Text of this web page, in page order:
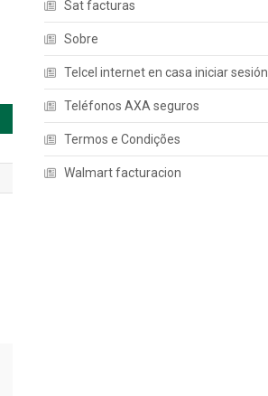
Sat facturas
Sobre
Telcel internet en casa iniciar sesión
Teléfonos AXA seguros
Termos e Condições
Walmart facturacion